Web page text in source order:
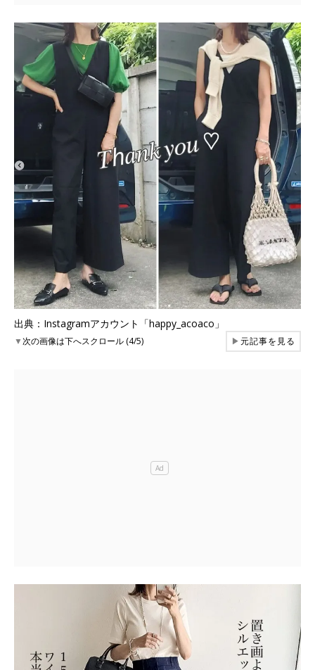
出典：Instagramアカウント「happy_acoaco」
▼次の画像は下へスクロール (4/5) ▶元記事を見る